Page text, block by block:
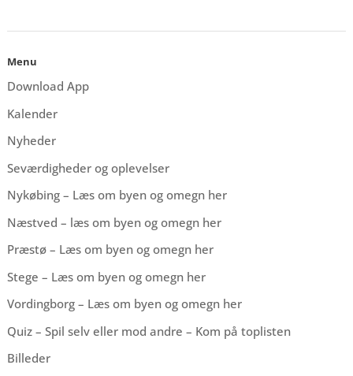
Menu
Download App
Kalender
Nyheder
Seværdigheder og oplevelser
Nykøbing – Læs om byen og omegn her
Næstved – læs om byen og omegn her
Præstø – Læs om byen og omegn her
Stege – Læs om byen og omegn her
Vordingborg – Læs om byen og omegn her
Quiz – Spil selv eller mod andre – Kom på toplisten
Billeder